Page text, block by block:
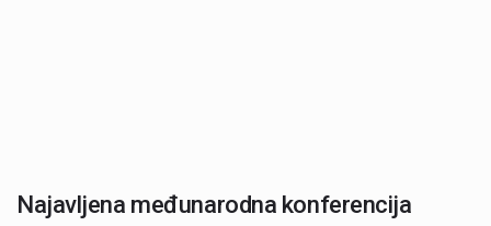
Najavljena međunarodna konferencija